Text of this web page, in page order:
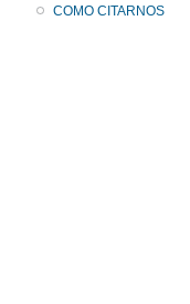
COMO CITARNOS